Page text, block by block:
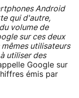
Android
qui d'autre,
volume de
sur ces deux
utilisateurs
utiliser des
Google sur
émis par